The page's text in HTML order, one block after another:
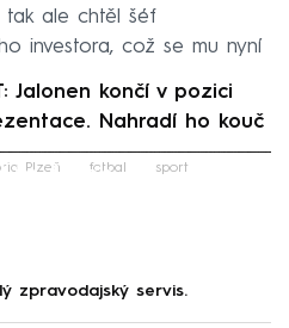
tak ale chtěl šéf
investora, což se mu nyní
Jalonen končí v pozici
Nahradí ho kouč
to fetch
Plzeň fotbal sport
zpravodajský servis.